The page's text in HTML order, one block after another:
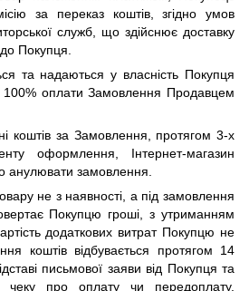
за переказ коштів, згідно умов
служб, що здійснює доставку
Покупця.
та надаються у власність Покупця
100% оплати Замовлення Продавцем
і коштів за Замовлення, протягом 3-х
оформлення,
Інтернет-магазин
анулювати замовлення.
не з наявності, а під замовлення
Покупцю гроші, з утриманням
додаткових витрат Покупцю не
коштів відбувається протягом 14
письмової заяви від Покупця та
чеку про оплату чи передоплату,